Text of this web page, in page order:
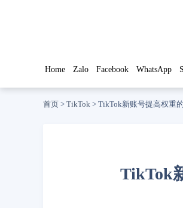
Home Zalo Facebook WhatsApp
首页 > TikTok > TikTok新账号提高权重
TikTok